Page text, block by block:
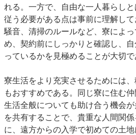
れる。一方で、自由な一人暮らし
従う必要がある点は事前に理解し
騒音、清掃のルールなど、寮によ
め、契約前にしっかりと確認し、
っているかを見極めることが大切で
寮生活をより充実させるためには
もおすすめである。同じ寮に住む
生活全般についても助け合う機会
を共有することで、貴重な人間関
に、遠方からの入学で初めての土